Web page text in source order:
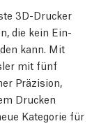
3D-Drucker
die kein Ein-
kann. Mit
mit fünf
Präzision,
Drucken
Kategorie für